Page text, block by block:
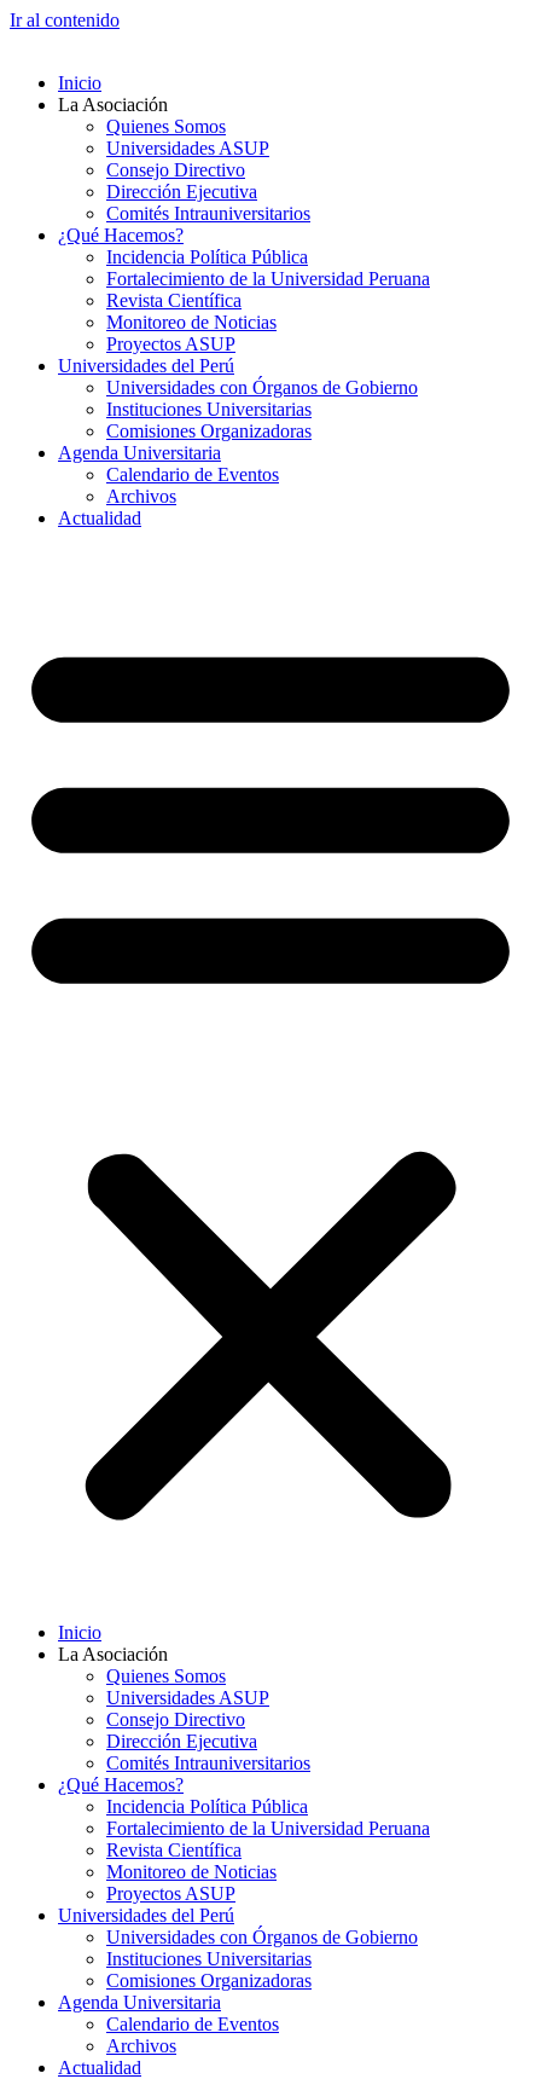
Ir al contenido
Inicio
La Asociación
Quienes Somos
Universidades ASUP
Consejo Directivo
Dirección Ejecutiva
Comités Intrauniversitarios
¿Qué Hacemos?
Incidencia Política Pública
Fortalecimiento de la Universidad Peruana
Revista Científica
Monitoreo de Noticias
Proyectos ASUP
Universidades del Perú
Universidades con Órganos de Gobierno
Instituciones Universitarias
Comisiones Organizadoras
Agenda Universitaria
Calendario de Eventos
Archivos
Actualidad
Inicio
La Asociación
Quienes Somos
Universidades ASUP
Consejo Directivo
Dirección Ejecutiva
Comités Intrauniversitarios
¿Qué Hacemos?
Incidencia Política Pública
Fortalecimiento de la Universidad Peruana
Revista Científica
Monitoreo de Noticias
Proyectos ASUP
Universidades del Perú
Universidades con Órganos de Gobierno
Instituciones Universitarias
Comisiones Organizadoras
Agenda Universitaria
Calendario de Eventos
Archivos
Actualidad